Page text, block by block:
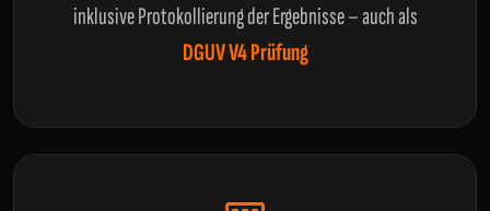
inklusive Protokollierung der Ergebnisse – auch als
DGUV V4 Prüfung